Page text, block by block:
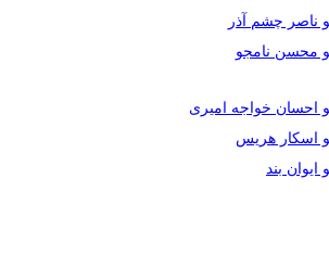
ناصر چشم آذر
محسن نامجو
احسان خواجه امیری
اسکار هریس
ایوان بند